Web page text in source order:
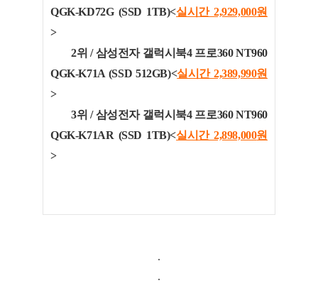
QGK-KD72G (SSD 1TB)<실시간 2,929,000원
>
2위 / 삼성전자 갤럭시북4 프로360 NT960
QGK-K71A (SSD 512GB)<실시간 2,389,990원
>
3위 / 삼성전자 갤럭시북4 프로360 NT960
QGK-K71AR (SSD 1TB)<실시간 2,898,000원
>
.
.